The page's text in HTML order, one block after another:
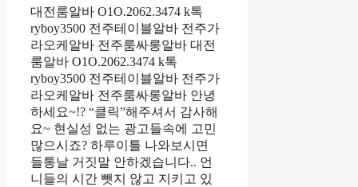
대전룸알바 O1O.2062.3474 k톡
ryboy3500 전주테이블알바 전주가
라오케알바 전주룸싸롱알바 대전
룸알바 O1O.2062.3474 k톡
ryboy3500 전주테이블알바 전주가
라오케알바 전주룸싸롱알바 안녕
하세요~!? “클릭”해주셔서 감사해
요~ 현실성 없는 광고들속에 고민
많으시죠? 하루이틀 나와보시면
들통날 거짓말 안하겠습니다.. 언
니들의 시간 뺏지 않고 지키고 있